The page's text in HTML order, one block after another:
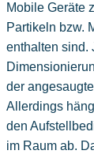
Mobile Geräte
Partikeln bzw.
enthalten sind.
der
Allerdings
den
im Raum ab.